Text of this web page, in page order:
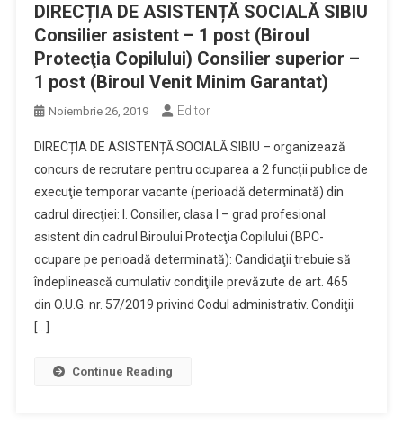
DIRECȚIA DE ASISTENȚĂ SOCIALĂ SIBIU
Consilier asistent – 1 post (Biroul
Protecţia Copilului) Consilier superior –
1 post (Biroul Venit Minim Garantat)
Noiembrie 26, 2019 Editor
DIRECȚIA DE ASISTENȚĂ SOCIALĂ SIBIU – organizează
concurs de recrutare pentru ocuparea a 2 funcții publice de
execuţie temporar vacante (perioadă determinată) din
cadrul direcţiei: I. Consilier, clasa I – grad profesional
asistent din cadrul Biroului Protecţia Copilului (BPC-
ocupare pe perioadă determinată): Candidaţii trebuie să
îndeplinească cumulativ condiţiile prevăzute de art. 465
din O.U.G. nr. 57/2019 privind Codul administrativ. Condiţii
[…]
Continue Reading